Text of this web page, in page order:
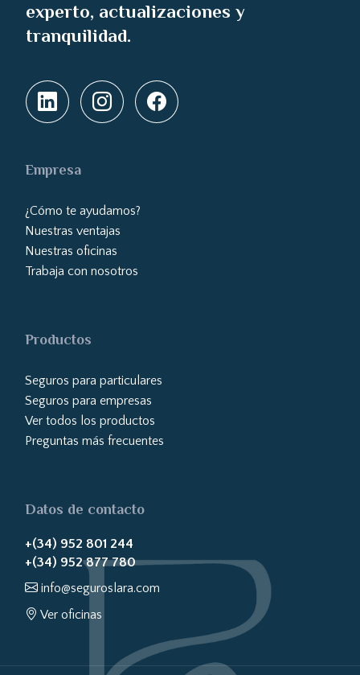
experto, actualizaciones y
tranquilidad.
Empresa
¿Cómo te ayudamos?
Nuestras ventajas
Nuestras oficinas
Trabaja con nosotros
Productos
Seguros para particulares
Seguros para empresas
Ver todos los productos
Preguntas más frecuentes
Datos de contacto
+(34) 952 801 244
+(34) 952 877 780
info@seguroslara.com
Ver oficinas